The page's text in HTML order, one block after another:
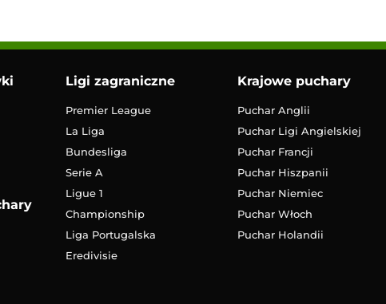
Ligi zagraniczne
Premier League
La Liga
Bundesliga
Serie A
Ligue 1
Championship
Liga Portugalska
Eredivisie
Krajowe puchary
Puchar Anglii
Puchar Ligi Angielskiej
Puchar Francji
Puchar Hiszpanii
Puchar Niemiec
Puchar Włoch
Puchar Holandii